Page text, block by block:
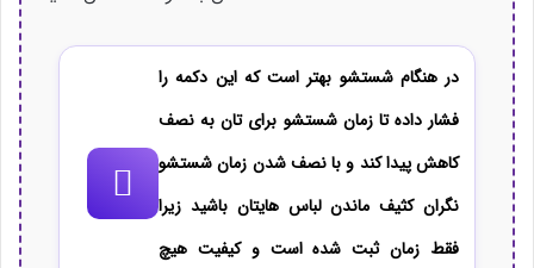
در هنگام شستشو بهتر است که این دکمه را
فشار داده تا زمان شستشو برای تان به نصف
کاهش پیدا کند و با نصف شدن زمان شستشو
نگران کثیف ماندن لباس هایتان باشید زیرا
فقط زمان ثبت شده است و کیفیت هیچ